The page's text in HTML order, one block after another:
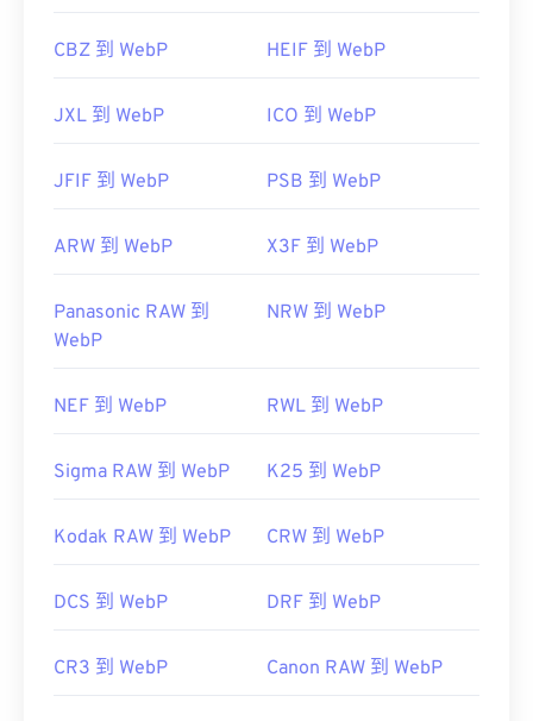
CBZ 到 WebP HEIF 到 WebP
JXL 到 WebP ICO 到 WebP
JFIF 到 WebP PSB 到 WebP
ARW 到 WebP X3F 到 WebP
Panasonic RAW 到
WebP
NRW 到 WebP
NEF 到 WebP RWL 到 WebP
Sigma RAW 到 WebP K25 到 WebP
Kodak RAW 到 WebP CRW 到 WebP
DCS 到 WebP DRF 到 WebP
CR3 到 WebP Canon RAW 到 WebP